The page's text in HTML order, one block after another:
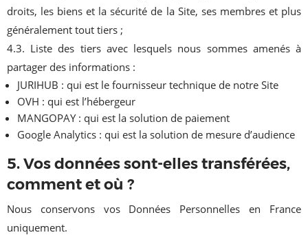
droits, les biens et la sécurité de la Site, ses membres et plus
généralement tout tiers ;
4.3. Liste des tiers avec lesquels nous sommes amenés à
partager des informations :
JURIHUB : qui est le fournisseur technique de notre Site
OVH : qui est l’hébergeur
MANGOPAY : qui est la solution de paiement
Google Analytics : qui est la solution de mesure d’audience
5. Vos données sont-elles transférées,
comment et où ?
Nous conservons vos Données Personnelles en France
uniquement.